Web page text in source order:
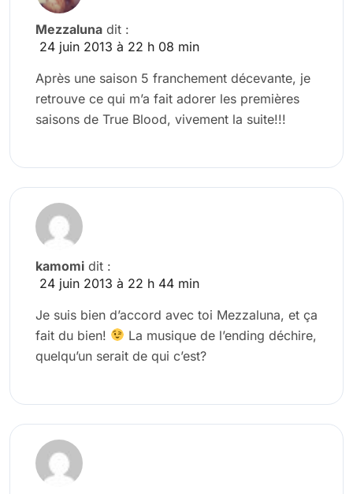
Mezzaluna dit :
24 juin 2013 à 22 h 08 min
Après une saison 5 franchement décevante, je
retrouve ce qui m’a fait adorer les premières
saisons de True Blood, vivement la suite!!!
kamomi dit :
24 juin 2013 à 22 h 44 min
Je suis bien d’accord avec toi Mezzaluna, et ça
fait du bien!
La musique de l’ending déchire,
quelqu’un serait de qui c’est?